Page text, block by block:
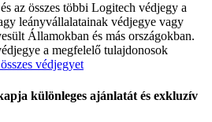
az összes többi Logitech védjegy a
leányvállalatainak védjegye vagy
Államokban és más országokban.
a megfelelő tulajdonosok
védjegyet
különleges ajánlatát és exkluzív